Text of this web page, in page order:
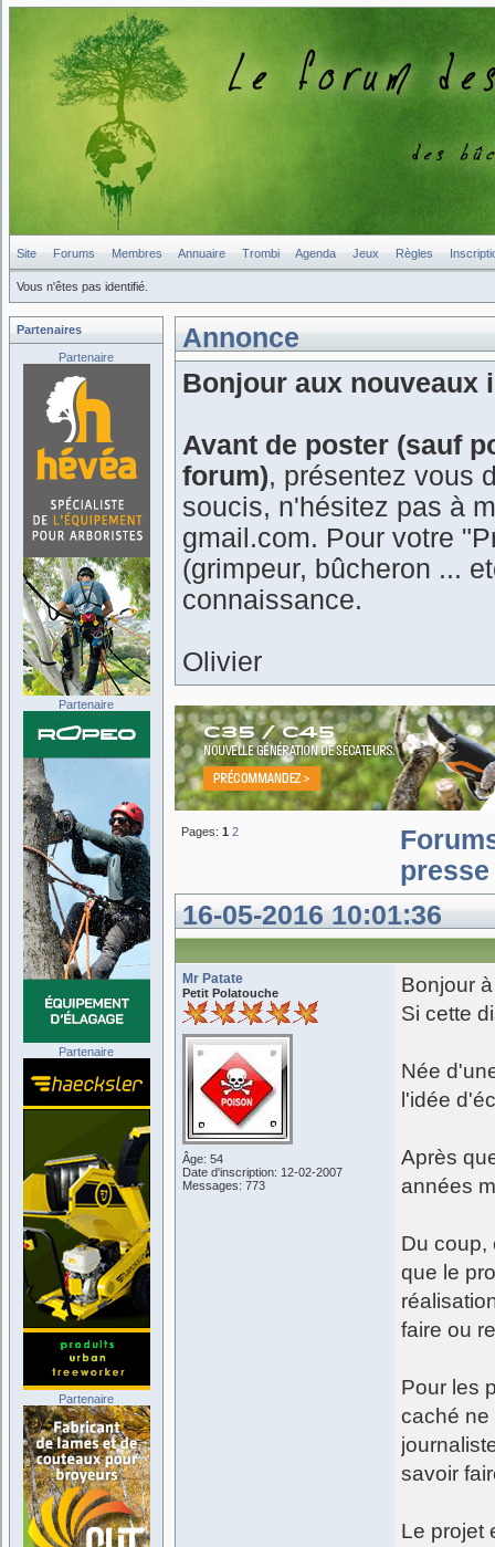
Site Forums Membres Annuaire Trombi Agenda Jeux Règles
Vous n'êtes pas identifié.
Annonce
Bonjour aux nouveaux
Avant de poster (sauf
forum), présentez vous
soucis, n'hésitez pas à
gmail.com. Pour votre
(grimpeur, bûcheron ...
connaissance.
Olivier
Pages: 1 2
presse
16-05-2016 10:01:36
Mr Patate
Petit Polatouche
Âge: 54
Date d'inscription: 12-02-2007
Messages: 773
Bonjour
Si cette
Née
l'idée
Après
années
Du coup,
que le
faire ou
Pour les
caché ne
savoir
Le projet
Partenaires
Partenaire
Partenaire
Partenaire
Partenaire